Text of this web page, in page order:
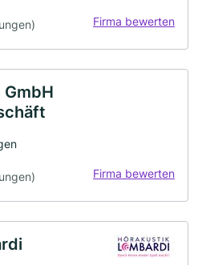
Firma bewerten
Firma bewerten